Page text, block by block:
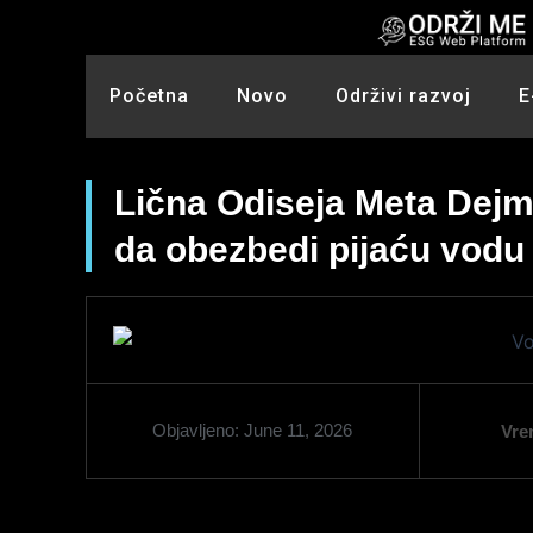
Početna Novo Održivi razvoj
Lična Odiseja Meta
da obezbedi pijaću vodu
Objavljeno: June 11, 2026